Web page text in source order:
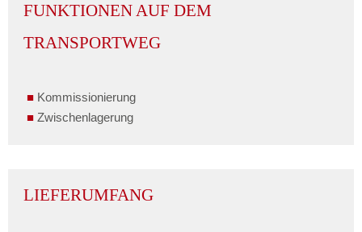
FUNKTIONEN AUF DEM
TRANSPORTWEG
Kommissionierung
Zwischenlagerung
LIEFERUMFANG